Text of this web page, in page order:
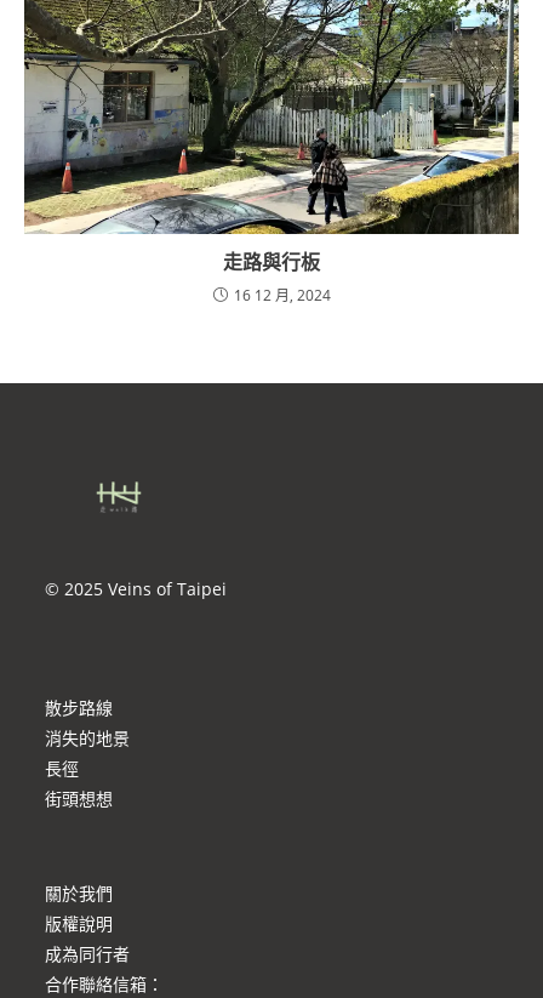
走路與行板
16 12 月, 2024
© 2025 Veins of Taipei
散步路線
消失的地景
長徑
街頭想想
關於我們
版權說明
成為同行者
合作聯絡信箱 ：